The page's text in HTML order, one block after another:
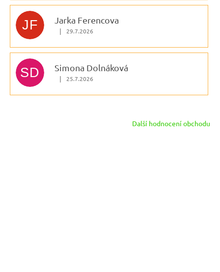
JF Jarka Ferencova
Hodnocení obchodu je 5 z 5 hvězdiček.
| 29.7.2026
SD Simona Dolnáková
Hodnocení obchodu je 5 z 5 hvězdiček.
| 25.7.2026
Další hodnocení obchodu